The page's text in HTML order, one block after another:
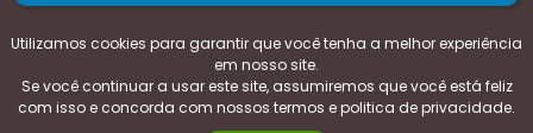
Copyright 2026 -Politica de privacidade e termos de uso
Utilizamos cookies para garantir que você tenha a melhor experiência
em nosso site.
Se você continuar a usar este site, assumiremos que você está feliz
com isso e concorda com nossos termos e politica de privacidade.